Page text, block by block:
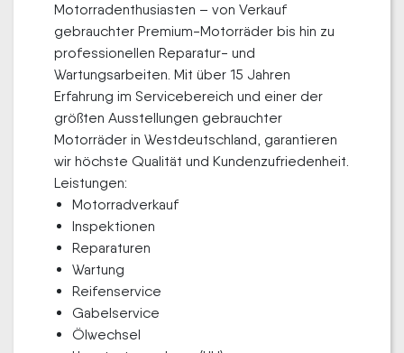
Motorradenthusiasten – von Verkauf
gebrauchter Premium-Motorräder bis hin zu
professionellen Reparatur- und
Wartungsarbeiten. Mit über 15 Jahren
Erfahrung im Servicebereich und einer der
größten Ausstellungen gebrauchter
Motorräder in Westdeutschland, garantieren
wir höchste Qualität und Kundenzufriedenheit.
Leistungen:
Motorradverkauf
Inspektionen
Reparaturen
Wartung
Reifenservice
Gabelservice
Ölwechsel